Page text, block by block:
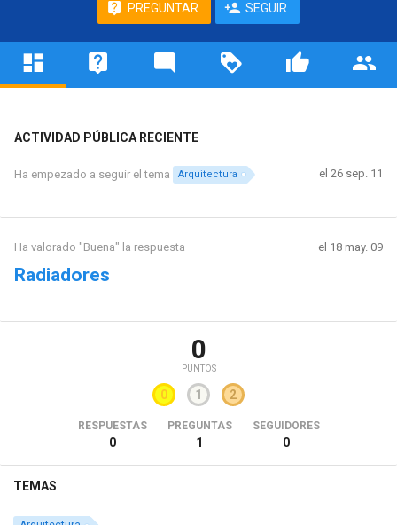
PREGUNTAR SEGUIR
ACTIVIDAD PÚBLICA RECIENTE
Ha empezado a seguir el tema Arquitectura el 26 sep. 11
Ha valorado "Buena" la respuesta el 18 may. 09
Radiadores
0
PUNTOS
0 1 2
RESPUESTAS
0
PREGUNTAS
1
SEGUIDORES
0
TEMAS